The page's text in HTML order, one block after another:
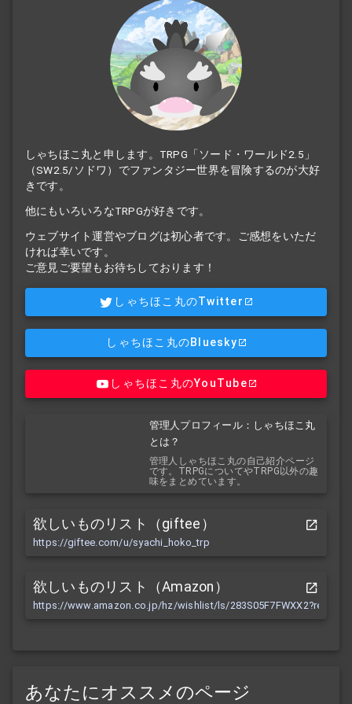
しゃちほこ丸と申します。TRPG「ソード・ワールド2.5」
（SW2.5/ソドワ）でファンタジー世界を冒険するのが大好
きです。
他にもいろいろなTRPGが好きです。
ウェブサイト運営やブログは初心者です。ご感想をいただ
ければ幸いです。
ご意見ご要望もお待ちしております！
しゃちほこ丸のTwitter
しゃちほこ丸のBluesky
しゃちほこ丸のYouTube
管理人プロフィール：しゃちほこ丸
とは？
管理人しゃちほこ丸の自己紹介ページ
です。TRPGについてやTRPG以外の趣
味をまとめています。
欲しいものリスト（giftee）
https://giftee.com/u/syachi_hoko_trp
欲しいものリスト（Amazon）
https://www.amazon.co.jp/hz/wishlist/ls/
あなたにオススメのページ